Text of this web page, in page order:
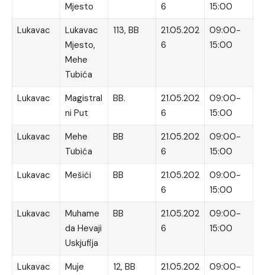
Mjesto
6
15:00
Lukavac
Lukavac
Mjesto,
Mehe
Tubića
113, BB
21.05.202
6
09:00-
15:00
Lukavac
Magistral
ni Put
BB.
21.05.202
6
09:00-
15:00
Lukavac
Mehe
Tubića
BB
21.05.202
6
09:00-
15:00
Lukavac
Mešići BB
21.05.202
6
09:00-
15:00
Lukavac
Muhame
da Hevaji
Uskjufija
BB
21.05.202
6
09:00-
15:00
Lukavac
Muje
12, BB
21.05.202
09:00-